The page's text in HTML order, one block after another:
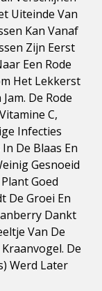
Uiteinde Van
Kan Vanaf
Zijn Eerst
Een Rode
Het Lekkerst
De Rode
C,
Infecties
De Blaas En
Gesnoeid
Goed
De Groei En
Dankt
Van De
De
Werd Later